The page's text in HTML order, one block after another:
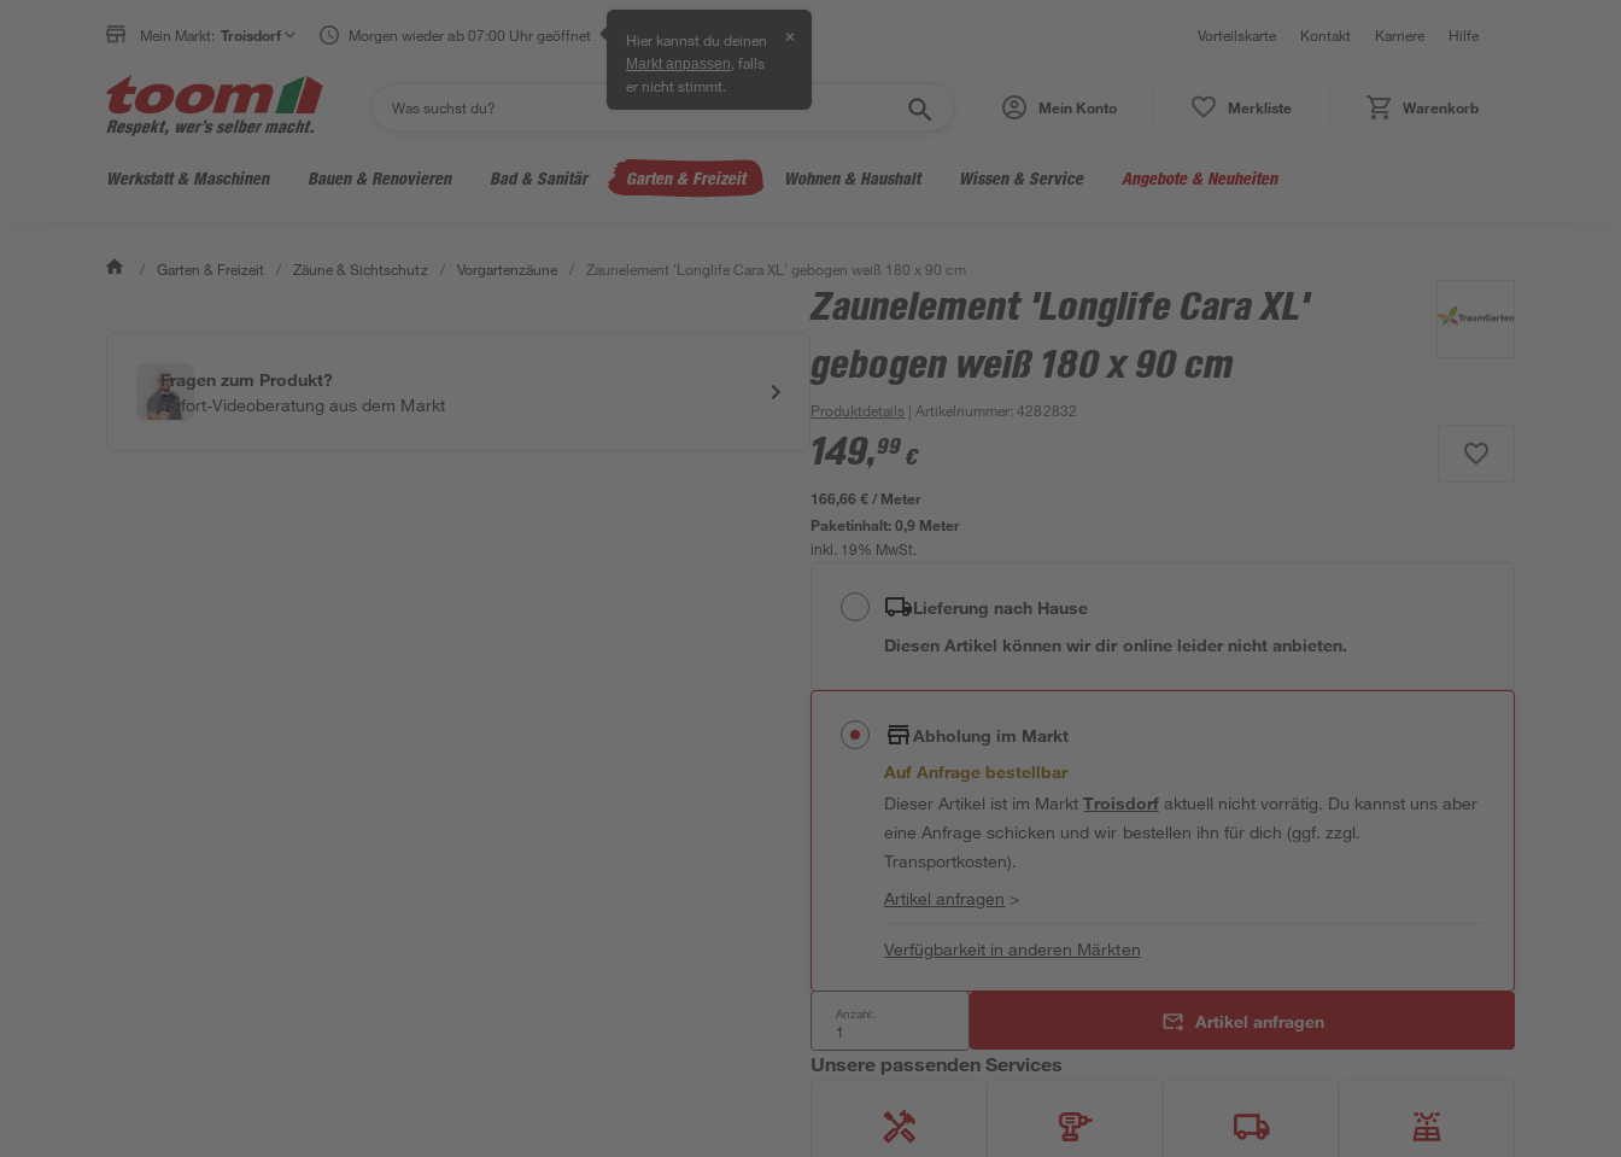
Mein Markt: Troisdorf Morgen wieder ab 07:00 Uhr geöffnet Hier kannst du deinen
Markt anpassen , falls
er nicht stimmt.
✕ Vorteilskarte Kontakt Karriere Hilfe
Mein Konto Merkliste Warenkorb
Werkstatt & Maschinen Bauen & Renovieren Bad & Sanitär Garten & Freizeit Wohnen & Haushalt Wissen & Service Angebote & Neuheiten
/ Garten & Freizeit / Zäune & Sichtschutz / Vorgartenzäune / Zaunelement 'Longlife Cara XL' gebogen weiß 180 x 90 cm
Fragen zum Produkt?
Sofort-Videoberatung aus dem Markt
Zaunelement 'Longlife Cara XL'
gebogen weiß 180 x 90 cm
Produktdetails | Artikelnummer:4282832
149,99 €
166,66 € / Meter
Paketinhalt:0,9 Meter
inkl. 19% MwSt.
Lieferung nach Hause
Diesen Artikel können wir dir online leider nicht anbieten.
Abholung im Markt
Auf Anfrage bestellbar
Dieser Artikel ist im MarktTroisdorfaktuell nicht vorrätig. Du kannst uns aber
eine Anfrage schicken und wir bestellen ihn für dich (ggf. zzgl.
Transportkosten).
Artikel anfragen >
Verfügbarkeit in anderen Märkten
Anzahl: Artikel anfragen
Unsere passenden Services